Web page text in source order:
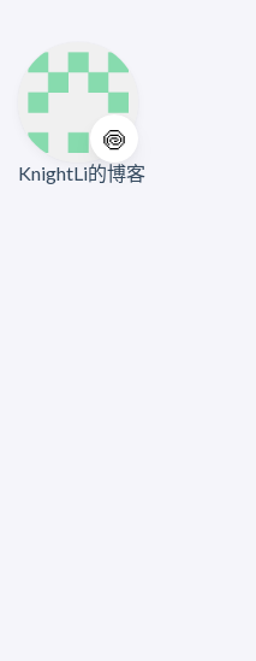
🍥
KnightLi的博客